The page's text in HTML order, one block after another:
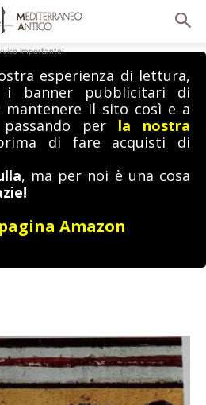
importante!
esperienza di lettura,
i banner pubblicitari di
mantenere il sito così e a
per la nostra
di fare acquisti di
, ma per noi è una cosa
Amazon